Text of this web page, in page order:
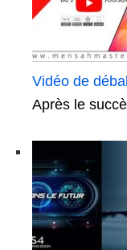
Vidéo de
Après le